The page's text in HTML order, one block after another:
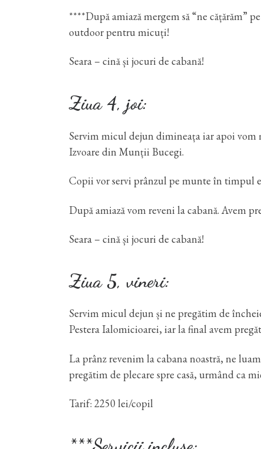
****După amiază mergem să “ne cățărăm”
outdoor pentru micuți!
Seara – cină și jocuri de cabană!
Ziua 4, joi:
Servim micul dejun dimineața iar apoi vom
Izvoare din Munții Bucegi.
Copii vor servi prânzul pe munte în timpul
După amiază vom reveni la cabană. Avem
Seara – cină și jocuri de cabană!
Ziua 5, vineri:
Servim micul dejun și ne pregătim de
Pestera Ialomicioarei, iar la final avem
La prânz revenim la cabana noastră, ne
pregătim de plecare spre casă, urmând ca
Tarif: 2250 lei/copil